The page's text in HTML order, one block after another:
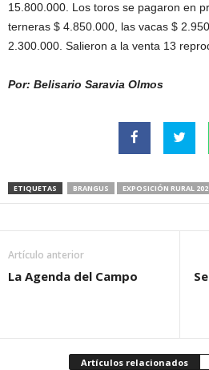
15.800.000. Los toros se pagaron en
terneras $ 4.850.000, las vacas $
2.300.000. Salieron a la venta 13
Por: Belisario Saravia Olmos
ETIQUETAS BRANGUS EXPOSICIÓN RURAL
Artículo anterior
La Agenda del Campo
Artículos relacionados